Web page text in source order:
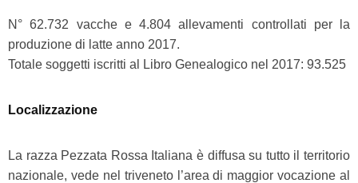
N° 62.732 vacche e 4.804 allevamenti controllati per la
produzione di latte anno 2017.
Totale soggetti iscritti al Libro Genealogico nel 2017: 93.525
Localizzazione
La razza Pezzata Rossa Italiana è diffusa su tutto il territorio
nazionale, vede nel triveneto l’area di maggior vocazione al